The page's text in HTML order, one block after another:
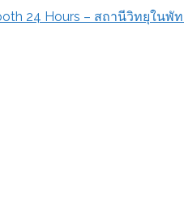
24 Hours – สถานีวิทยุในพัท